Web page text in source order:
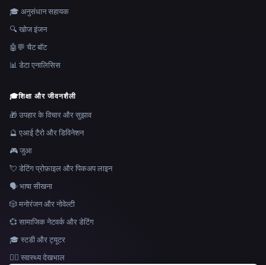
भाषा
🎓 अनुसंधान सहायक
🔍 खोज इंजन
🤖💬 चैट बॉट
📊 डेटा एनालिसिस
🎓शिक्षा और जीवनशैली
🎁 उपहार के विचार और सुझाव
🔮 एआई टैरो और डिविनेशन
🎮 जुआ
💘 डेटिंग प्रोफ़ाइल और पिकअप लाइन
🗣️ भाषा सीखना
🎲 मनोरंजन और नोवेल्टी
💞 सामाजिक नेटवर्क और डेटिंग
🎓 स्टडी और ट्यूटर
👩‍⚕️ स्वास्थ्य देखभाल